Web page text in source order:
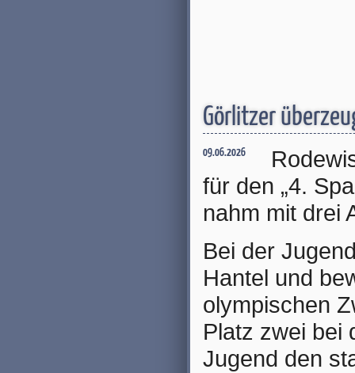
Görlitzer
09.06.2026
für den „4.
nahm mit drei
Bei der
Hantel und
olympischen
Platz zwei bei
Jugend den